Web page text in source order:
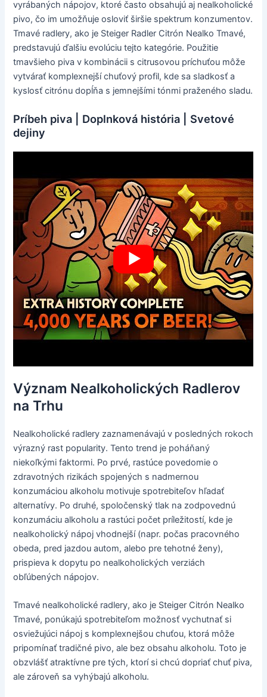
vyrábaných nápojov, ktoré často obsahujú aj nealkoholické
pivo, čo im umožňuje osloviť širšie spektrum konzumentov.
Tmavé radlery, ako je Steiger Radler Citrón Nealko Tmavé,
predstavujú ďalšiu evolúciu tejto kategórie. Použitie
tmavšieho piva v kombinácii s citrusovou príchuťou môže
vytvárať komplexnejší chuťový profil, kde sa sladkosť a
kyslosť citrónu dopĺňa s jemnejšími tónmi praženého sladu.
Príbeh piva | Doplnková história | Svetové
dejiny
Význam Nealkoholických Radlerov
na Trhu
Nealkoholické radlery zaznamenávajú v posledných rokoch
výrazný rast popularity. Tento trend je poháňaný
niekoľkými faktormi. Po prvé, rastúce povedomie o
zdravotných rizikách spojených s nadmernou
konzumáciou alkoholu motivuje spotrebiteľov hľadať
alternatívy. Po druhé, spoločenský tlak na zodpovednú
konzumáciu alkoholu a rastúci počet príležitostí, kde je
nealkoholický nápoj vhodnejší (napr. počas pracovného
obeda, pred jazdou autom, alebo pre tehotné ženy),
prispieva k dopytu po nealkoholických verziách
obľúbených nápojov.
Tmavé nealkoholické radlery, ako je Steiger Citrón Nealko
Tmavé, ponúkajú spotrebiteľom možnosť vychutnať si
osviežujúci nápoj s komplexnejšou chuťou, ktorá môže
pripomínať tradičné pivo, ale bez obsahu alkoholu. Toto je
obzvlášť atraktívne pre tých, ktorí si chcú dopriať chuť piva,
ale zároveň sa vyhýbajú alkoholu.